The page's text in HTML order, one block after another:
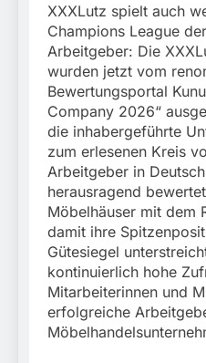
XXXLutz spielt auch
Champions League
Arbeitgeber: Die
wurden jetzt vom
Bewertungsportal
Company 2026“
die inhabergeführte
zum erlesenen Kreis
Arbeitgeber in
herausragend
Möbelhäuser mit dem
damit ihre
Gütesiegel
kontinuierlich hohe
Mitarbeiterinnen und
erfolgreiche